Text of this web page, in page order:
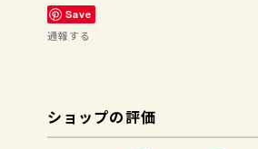
Save
通報する
ショップの評価